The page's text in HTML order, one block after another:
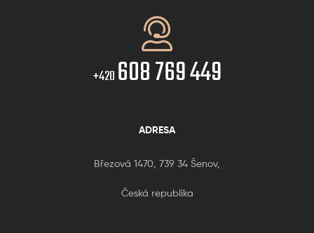
+420 608 769 449
ADRESA
Březová 1470, 739 34 Šenov,
Česká republika